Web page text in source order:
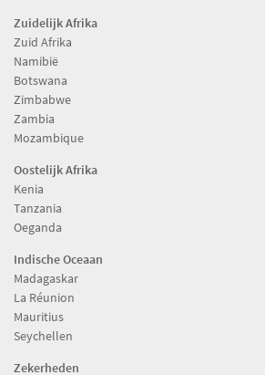
Zuidelijk Afrika
Zuid Afrika
Namibië
Botswana
Zimbabwe
Zambia
Mozambique
Oostelijk Afrika
Kenia
Tanzania
Oeganda
Indische Oceaan
Madagaskar
La Réunion
Mauritius
Seychellen
Zekerheden